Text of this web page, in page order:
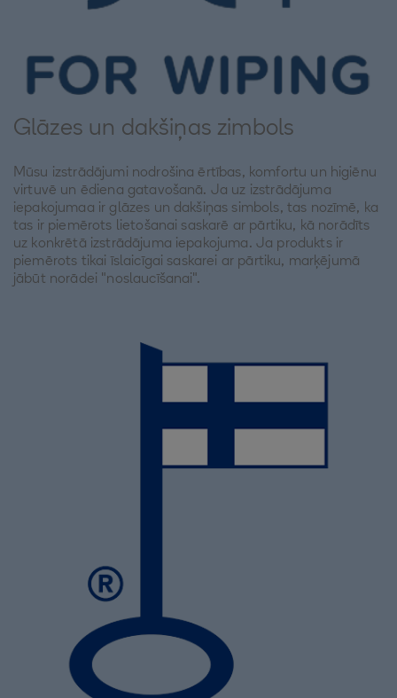
Glāzes un dakšiņas zimbols
Mūsu izstrādājumi nodrošina ērtības, komfortu un higiēnu
virtuvē un ēdiena gatavošanā. Ja uz izstrādājuma
iepakojumaa ir glāzes un dakšiņas simbols, tas nozīmē, ka
tas ir piemērots lietošanai saskarē ar pārtiku, kā norādīts
uz konkrētā izstrādājuma iepakojuma. Ja produkts ir
piemērots tikai īslaicīgai saskarei ar pārtiku, marķējumā
jābūt norādei "noslaucīšanai".